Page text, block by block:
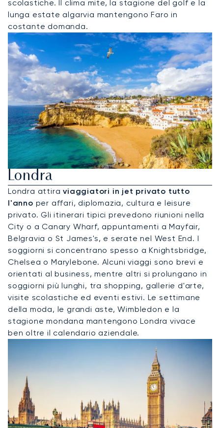
scolastiche. Il clima mite, la stagione del golf e la
lunga estate algarvia mantengono Faro in
costante domanda.
Noleggia Un Jet Privato Per
Londra
Londra attiraviaggiatori in jet privato tutto
l'anno per affari, diplomazia, cultura e leisure
privato. Gli itinerari tipici prevedono riunioni nella
City o a Canary Wharf, appuntamenti a Mayfair,
Belgravia o St James's, e serate nel West End. I
soggiorni si concentrano spesso a Knightsbridge,
Chelsea o Marylebone. Alcuni viaggi sono brevi e
orientati al business, mentre altri si prolungano in
soggiorni più lunghi, tra shopping, gallerie d'arte,
visite scolastiche ed eventi estivi. Le settimane
della moda, le grandi aste, Wimbledon e la
stagione mondana mantengono Londra vivace
ben oltre il calendario aziendale.